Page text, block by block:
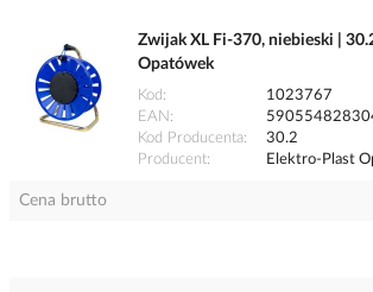
Zwijak XL Fi-370, niebieski |
Opatówek
Kod
1023767
EAN
Kod Producenta
30.2
Producent
Elektro-Plast
Cena brutto